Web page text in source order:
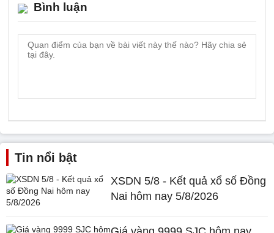
Bình luận
Tin nổi bật
XSDN 5/8 - Kết quả xổ số Đồng
Nai hôm nay 5/8/2026